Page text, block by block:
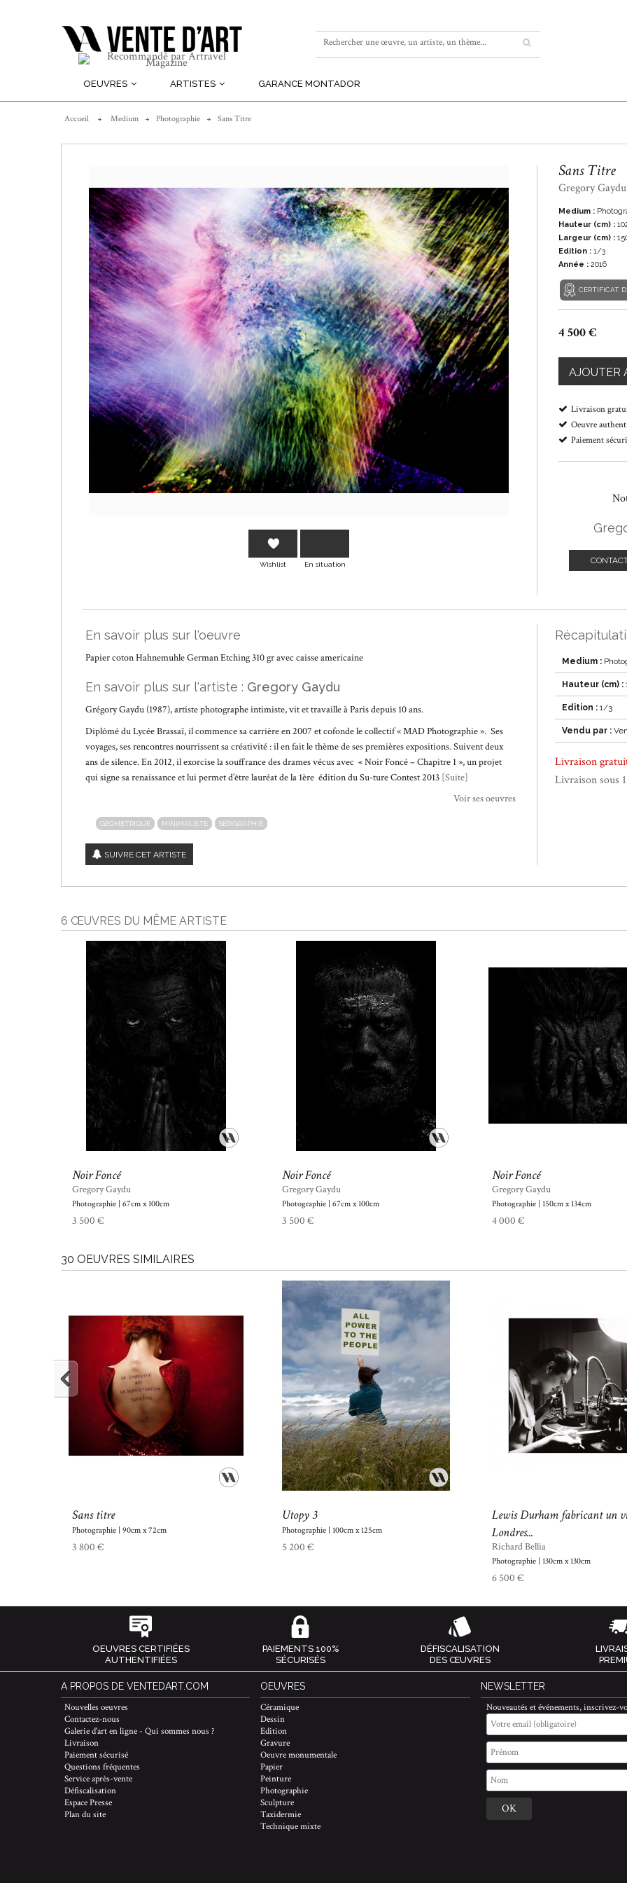
OEUVRES ARTISTES GARANCE MONTADOR
En savoir plus
Accueil Medium Photographie Sans Titre
Wishlist En situation
Sans Titre
Gregory Gaydu
Medium :
Hauteur (cm) :
Largeur (cm) :
Edition :1/3
Année :2016
CERTIFICAT
4 500 €
AJOUTER
Livraison
Oeuvre
Paiement
En savoir plus sur l'oeuvre
Papier coton Hahnemuhle German Etching 310 gr avec caisse americaine
En savoir plus sur l'artiste : Gregory Gaydu
Grégory Gaydu (1987), artiste photographe intimiste, vit et travaille à Paris depuis 10 ans.
Diplômé du Lycée Brassaï, il commence sa carrière en 2007 et cofonde le collectif « MAD Photographie ». Ses
voyages, ses rencontres nourrissent sa créativité : il en fait le thème de ses premières expositions. Suivent deux
ans de silence. En 2012, il exorcise la souffrance des drames vécus avec « Noir Foncé – Chapitre 1 », un projet
qui signe sa renaissance et lui permet d’être lauréat de la 1ère édition du Su-ture Contest 2013 [Suite]
Voir ses oeuvres
GEOMETRIQUE MINIMALISTE SÉRIGRAPHIE
SUIVRE CET ARTISTE
Medium :
Hauteur (cm) :
Edition : 1/3
Vendu par :
Livraison
Livraison sous
6 ŒUVRES DU MÊME ARTISTE
Noir Foncé
Gregory Gaydu
Photographie | 67cm x 100cm
3 500 €
Noir Foncé
Gregory Gaydu
Photographie | 67cm x 100cm
3 500 €
Noir Foncé
Gregory Gaydu
Photographie | 150cm x 134cm
4 000 €
30 OEUVRES SIMILAIRES
Sans titre
Photographie | 90cm x 72cm
3 800 €
Utopy 3
Photographie | 100cm x 125cm
5 200 €
Lewis Durham fabricant un
Londres...
Richard Bellia
Photographie | 130cm x 130cm
6 500 €
OEUVRES CERTIFIÉES
AUTHENTIFIÉES
PAIEMENTS 100%
SÉCURISÉS
DÉFISCALISATION
DES ŒUVRES
A PROPOS DE VENTEDART.COM
Nouvelles oeuvres
Contactez-nous
Galerie d'art en ligne - Qui sommes nous ?
Livraison
Paiement sécurisé
Questions fréquentes
Service après-vente
Défiscalisation
Espace Presse
Plan du site
OEUVRES
Céramique
Dessin
Edition
Gravure
Oeuvre monumentale
Papier
Peinture
Photographie
Sculpture
Taxidermie
Technique mixte
NEWSLETTER
Nouveautés et événements, inscrivez-